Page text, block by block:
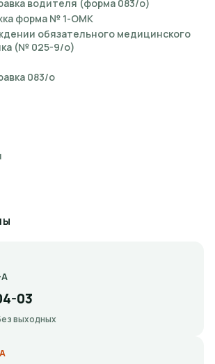
водителя (форма 083/о)
форма № 1-ОМК
обязательного медицинского
(№ 025-9/о)
083/о
03
выходных